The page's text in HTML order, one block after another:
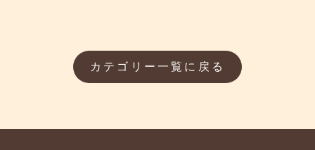
カテゴリー一覧に戻る